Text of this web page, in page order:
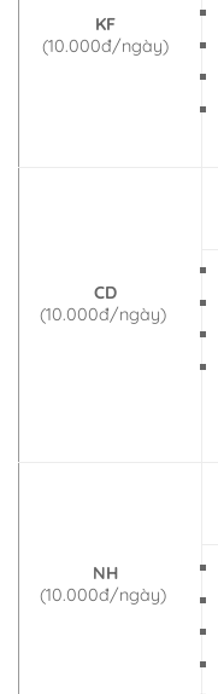
KF
(10.000đ/ngày)
CD
(10.000đ/ngày)
NH
(10.000đ/ngày)